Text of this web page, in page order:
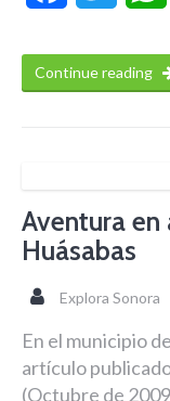
Continue reading
Aventura en
Huásabas
Explora Sonora
En el municipio
artículo
(Octubre de